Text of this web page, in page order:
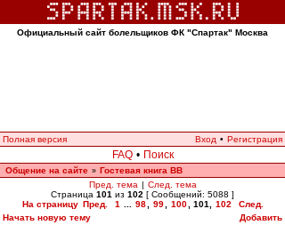
Официальный сайт болельщиков ФК "Спартак" Москва
Полная версия Вход • Регистрация
FAQ • Поиск
Общение на сайте » Гостевая книга ВВ
Пред. тема | След. тема
Страница 101 из 102 [ Сообщений: 5088 ]
На страницу Пред. 1 98 99 100 101 102
След.
Начать новую тему
Добавить